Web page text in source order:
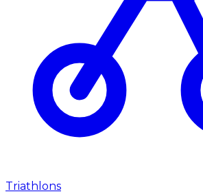
Triathlons